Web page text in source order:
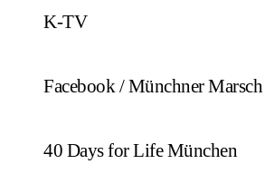
K-TV
Facebook / Münchner
40 Days for Life München